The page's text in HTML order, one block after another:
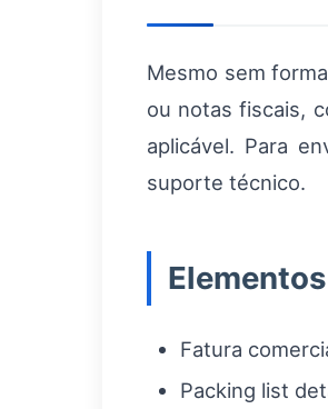
Mesmo sem
ou notas fiscais,
aplicável. Para
suporte técnico.
Fatura
Packing list